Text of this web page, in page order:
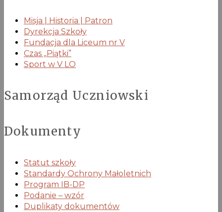
Misja | Historia | Patron
Dyrekcja Szkoły
Fundacja dla Liceum nr V
Czas „Piątki”
Sport w V LO
Samorząd Uczniowski
Dokumenty
Statut szkoły
Standardy Ochrony Małoletnich
Program IB-DP
Podanie – wzór
Duplikaty dokumentów